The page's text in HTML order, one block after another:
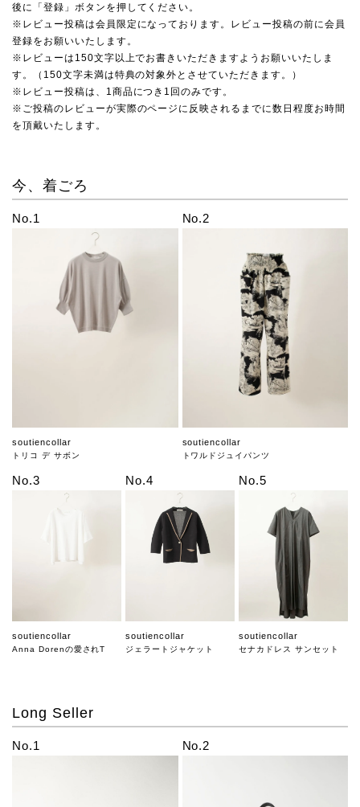
後に「登録」ボタンを押してください。
※レビュー投稿は会員限定になっております。レビュー投稿の前に会員
登録をお願いいたします。
※レビューは150文字以上でお書きいただきますようお願いいたしま
す。（150文字未満は特典の対象外とさせていただきます。）
※レビュー投稿は、1商品につき1回のみです。
※ご投稿のレビューが実際のページに反映されるまでに数日程度お時間
を頂戴いたします。
今、着ごろ
No.1
soutiencollar
トリコ デ サボン
No.2
soutiencollar
トワルドジュイパンツ
No.3
soutiencollar
Anna Dorenの愛されT
No.4
soutiencollar
ジェラートジャケット
No.5
soutiencollar
セナカドレス サンセット
Long Seller
No.1 No.2